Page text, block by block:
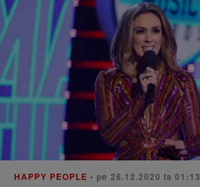
HAPPY PEOPLE • pe 28.12.2020 la 01:13